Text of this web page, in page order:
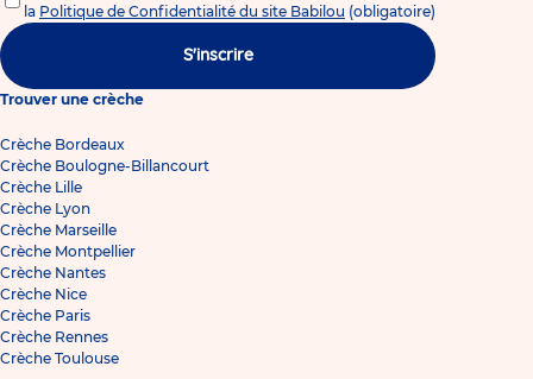
la Politique de Confidentialité du site Babilou (obligatoire)
S'inscrire
Trouver une crèche
Crèche Bordeaux
Crèche Boulogne-Billancourt
Crèche Lille
Crèche Lyon
Crèche Marseille
Crèche Montpellier
Crèche Nantes
Crèche Nice
Crèche Paris
Crèche Rennes
Crèche Toulouse